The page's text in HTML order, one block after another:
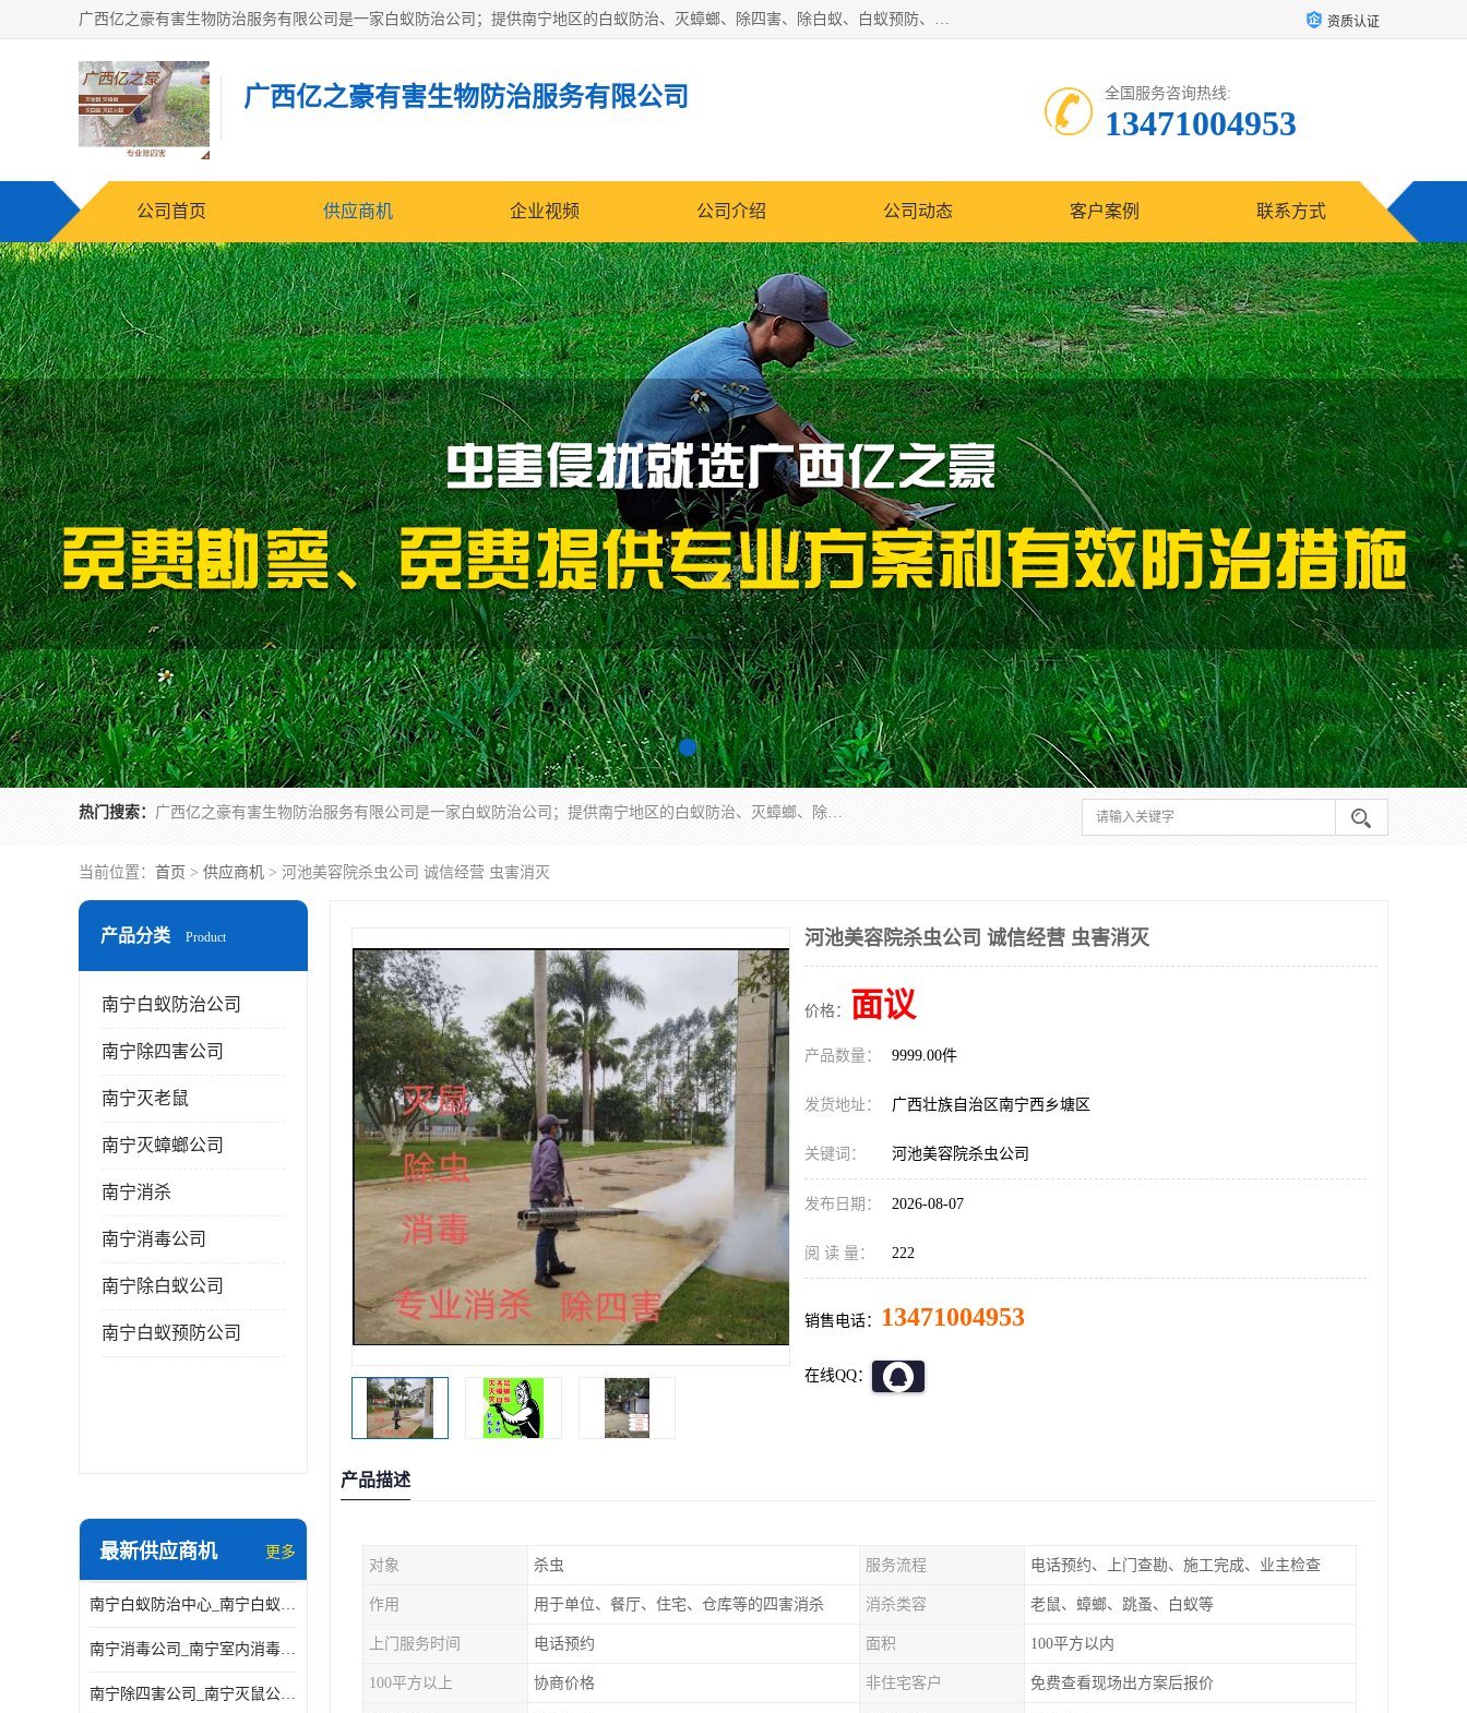
广西亿之豪有害生物防治服务有限公司是一家白蚁防治公司；提供南宁地区的白蚁防治、灭蟑螂、除四害、除白蚁、白蚁预防、消毒等服务，广西亿之豪有害生物防治服务有限公司专业灭蟑螂,灭鼠,除四害,服务上门,安全环保,售后保障,一次消杀，竭诚为您服务. 资质认证
广西亿之豪有害生物防治服务有限公司 全国服务咨询热线:
13471004953
公司首页 供应商机 企业视频 公司介绍 公司动态 客户案例 联系方式
热门搜索： 广西亿之豪有害生物防治服务有限公司是一家白蚁防治公司；提供南宁地区的白蚁防治、灭蟑螂、除四害、除白蚁、白蚁预防、消毒等服务，广西亿之豪有害生物防治服务有限公司专业灭蟑螂,灭鼠,除四害,服务上门,安全环保,售后保障,一次消杀，竭诚为您服务.
当前位置： 首页 > 供应商机 > 河池美容院杀虫公司 诚信经营 虫害消灭
产品分类 Product
南宁白蚁防治公司
南宁除四害公司
南宁灭老鼠
南宁灭蟑螂公司
南宁消杀
南宁消毒公司
南宁除白蚁公司
南宁白蚁预防公司
最新供应商机 更多
南宁白蚁防治中心_南宁白蚁防治所电话_南宁白蚁防治公司
南宁消毒公司_南宁室内消毒_南宁室内消毒公司
南宁除四害公司_南宁灭鼠公司_南宁杀虫公司
河池美容院杀虫公司 诚信经营 虫害消灭
价格： 面议
产品数量： 9999.00件
发货地址： 广西壮族自治区南宁西乡塘区
关键词： 河池美容院杀虫公司
发布日期： 2026-08-07
阅 读 量： 222
销售电话： 13471004953
在线QQ：
产品描述
对象 杀虫 服务流程 电话预约、上门查勘、施工完成、业主检查
作用 用于单位、餐厅、住宅、仓库等的四害消杀 消杀类容 老鼠、蟑螂、跳蚤、白蚁等
上门服务时间 电话预约 面积 100平方以内
100平方以上 协商价格 非住宅客户 免费查看现场出方案后报价